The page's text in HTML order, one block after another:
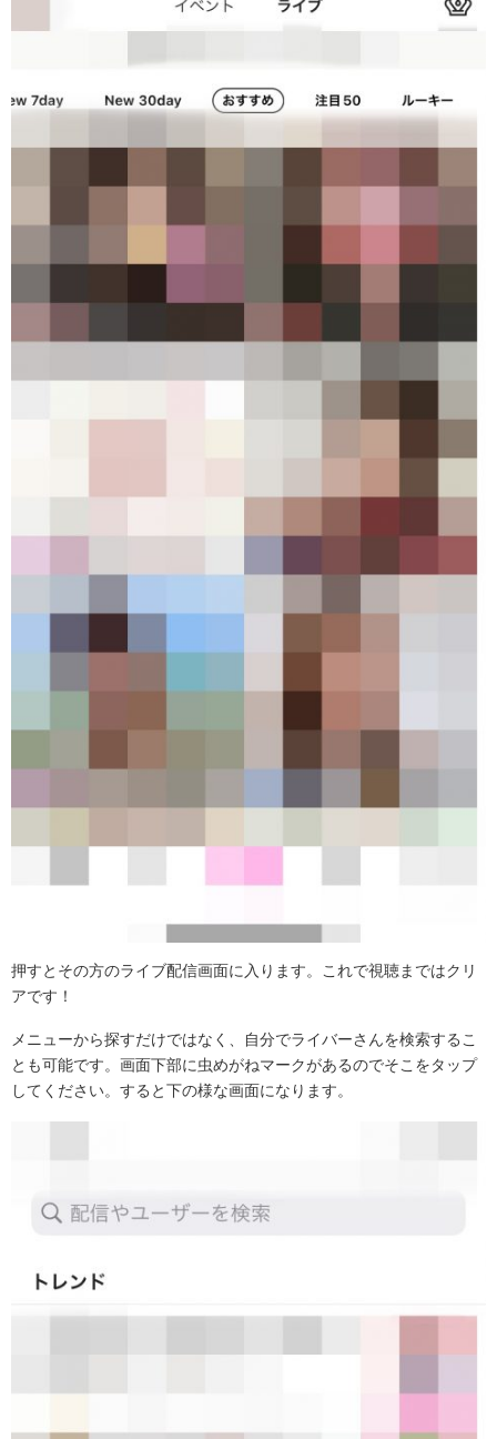
押すとその方のライブ配信画面に入ります。これで視聴まではクリ
アです！
メニューから探すだけではなく、自分でライバーさんを検索するこ
とも可能です。画面下部に虫めがねマークがあるのでそこをタップ
してください。すると下の様な画面になります。